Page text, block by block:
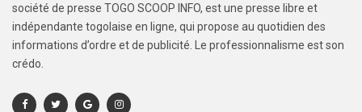
société de presse TOGO SCOOP INFO, est une presse libre et
indépendante togolaise en ligne, qui propose au quotidien des
informations d’ordre et de publicité. Le professionnalisme est son
crédo.